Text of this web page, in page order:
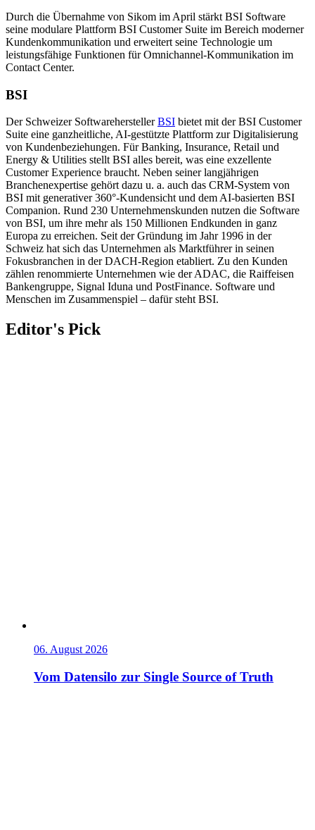
Durch die Übernahme von Sikom im April stärkt BSI Software
seine modulare Plattform BSI Customer Suite im Bereich moderner
Kundenkommunikation und erweitert seine Technologie um
leistungsfähige Funktionen für Omnichannel-Kommunikation im
Contact Center.
BSI
Der Schweizer SoftwareherstellerBSI bietet mit der BSI Customer
Suite eine ganzheitliche, AI-gestützte Plattform zur Digitalisierung
von Kundenbeziehungen. Für Banking, Insurance, Retail und
Energy & Utilities stellt BSI alles bereit, was eine exzellente
Customer Experience braucht. Neben seiner langjährigen
Branchenexpertise gehört dazu u. a. auch das CRM-System von
BSI mit generativer 360°-Kundensicht und dem AI-basierten BSI
Companion. Rund 230 Unternehmenskunden nutzen die Software
von BSI, um ihre mehr als 150 Millionen Endkunden in ganz
Europa zu erreichen. Seit der Gründung im Jahr 1996 in der
Schweiz hat sich das Unternehmen als Marktführer in seinen
Fokusbranchen in der DACH-Region etabliert. Zu den Kunden
zählen renommierte Unternehmen wie der ADAC, die Raiffeisen
Bankengruppe, Signal Iduna und PostFinance. Software und
Menschen im Zusammenspiel – dafür steht BSI.
Editor's Pick
06. August 2026
Vom Datensilo zur Single Source of Truth